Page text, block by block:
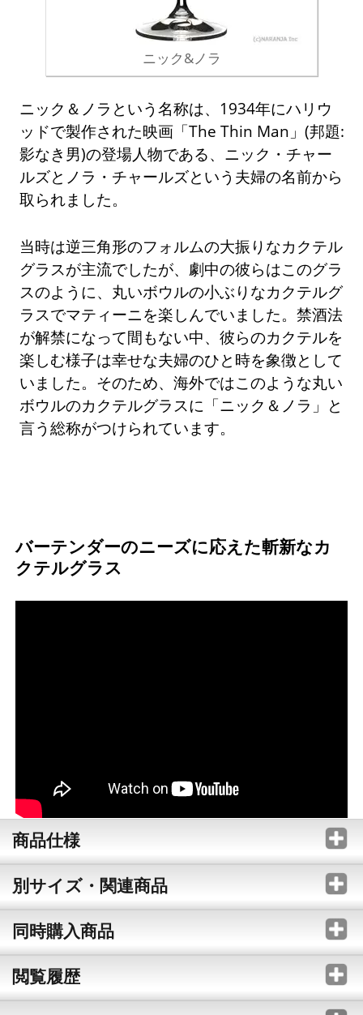
ニック&ノラ
ニック＆ノラという名称は、1934年にハリウ
ッドで製作された映画「The Thin Man」(邦題:
影なき男)の登場人物である、ニック・チャー
ルズとノラ・チャールズという夫婦の名前から
取られました。
当時は逆三角形のフォルムの大振りなカクテル
グラスが主流でしたが、劇中の彼らはこのグラ
スのように、丸いボウルの小ぶりなカクテルグ
ラスでマティーニを楽しんでいました。禁酒法
が解禁になって間もない中、彼らのカクテルを
楽しむ様子は幸せな夫婦のひと時を象徴として
いました。そのため、海外ではこのような丸い
ボウルのカクテルグラスに「ニック＆ノラ」と
言う総称がつけられています。
バーテンダーのニーズに応えた斬新なカ
クテルグラス
商品仕様
別サイズ・関連商品
同時購入商品
閲覧履歴